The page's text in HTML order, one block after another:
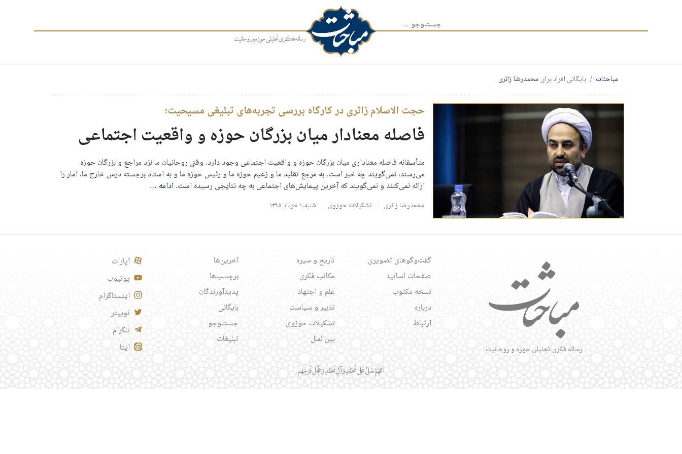
جست‌وجو برای:
مباحثات بایگانی افراد برای محمدرضا زائری
حجت الاسلام زائری در کارگاه بررسی تجربه‌های تبلیغی مسیحیت؛
فاصله معنادار میان بزرگان حوزه و واقعیت اجتماعی
متأسفانه فاصله معناداری میان بزرگان حوزه و واقعیت اجتماعی وجود دارد. وقتی روحانیان ما نزد مراجع و بزرگان حوزه
می‌رسند، نمی‌گویند چه خبر است. به مرجع تقلید ما و زعیم حوزه ما و رئیس حوزه ما و به استاد برجسته درس خارج ما، آمار را
ارائه نمی‌کنند و نمی‌گویند که آخرین پیمایش‌های اجتماعی به چه نتایجی رسیده است.ادامه …
محمدرضا زائری تشکیلات حوزوی شنبه، ۱ خرداد ۱۳۹۵
رسانه فکری تحلیلی حوزه و روحانیت
گفت‌وگوهای تصویری
صفحات اساتید
نسخه مکتوب
درباره
ارتباط
تاریخ و سیره
مکاتب فکری
علم و اجتهاد
تدبیر و سیاست
تشکیلات حوزوی
بین‌الملل
آخرین‌ها
برچسب‌ها
پدیدآورندگان
بایگانی
جست‌وجو
تبلیغات
آپارات
یوتیوب
اینستاگرام
توییتر
تلگرام
ایتا